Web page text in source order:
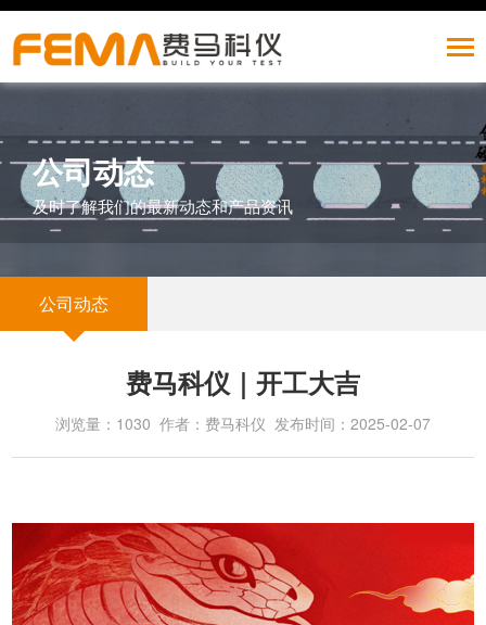
公司动态
及时了解我们的最新动态和产品资讯
公司动态
费马科仪｜开工大吉
浏览量：1030 作者：费马科仪 发布时间：2025-02-07